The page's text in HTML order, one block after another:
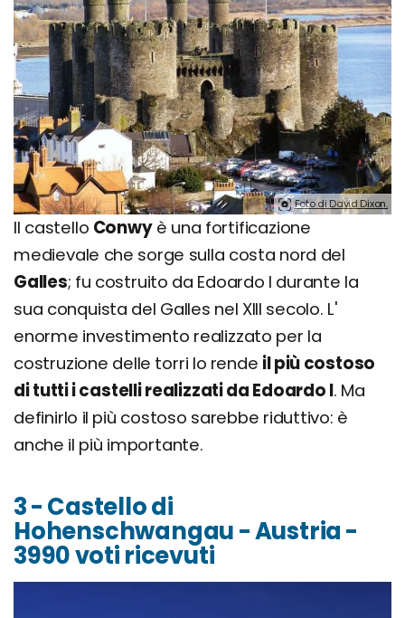
Foto di David Dixon.
Il castello Conwyè una fortificazione
medievale che sorge sulla costa nord del
Galles; fu costruito da Edoardo I durante la
sua conquista del Galles nel XIII secolo. L'
enorme investimento realizzato per la
costruzione delle torri lo rende il più costoso
di tutti i castelli realizzati da Edoardo I. Ma
definirlo il più costoso sarebbe riduttivo: è
anche il più importante.
3 - Castello di
Hohenschwangau - Austria -
3990 voti ricevuti